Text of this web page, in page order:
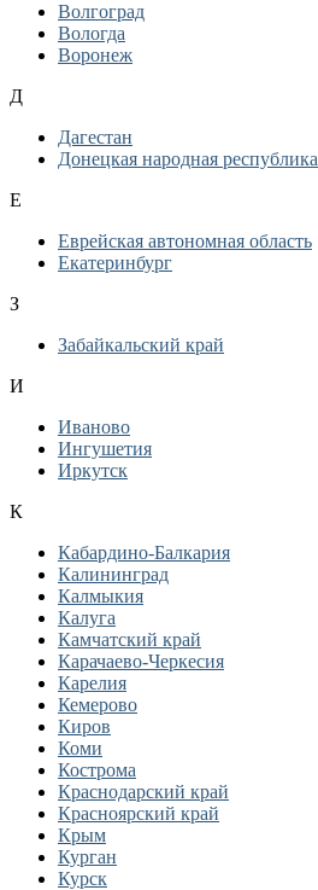
Волгоград
Вологда
Воронеж
Д
Дагестан
Донецкая народная республика
Е
Еврейская автономная область
Екатеринбург
З
Забайкальский край
И
Иваново
Ингушетия
Иркутск
К
Кабардино-Балкария
Калининград
Калмыкия
Калуга
Камчатский край
Карачаево-Черкесия
Карелия
Кемерово
Киров
Коми
Кострома
Краснодарский край
Красноярский край
Крым
Курган
Курск